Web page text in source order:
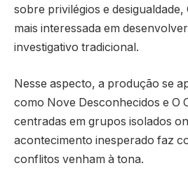
sobre privilégios e desigualdade,
mais interessada em
investigativo tradicional.
Nesse aspecto, a produção se
como Nove Desconhecidos e O
centradas em grupos isolados
acontecimento inesperado faz
conflitos venham à tona.